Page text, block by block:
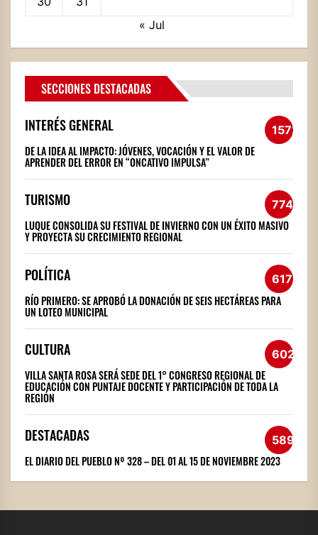
« Jul
SECCIONES DESTACADAS
INTERÉS GENERAL 1572
DE LA IDEA AL IMPACTO: JÓVENES, VOCACIÓN Y EL VALOR DE
APRENDER DEL ERROR EN “ONCATIVO IMPULSA”
TURISMO 774
LUQUE CONSOLIDA SU FESTIVAL DE INVIERNO CON UN ÉXITO MASIVO
Y PROYECTA SU CRECIMIENTO REGIONAL
POLÍTICA 617
RÍO PRIMERO: SE APROBÓ LA DONACIÓN DE SEIS HECTÁREAS PARA
UN LOTEO MUNICIPAL
CULTURA 602
VILLA SANTA ROSA SERÁ SEDE DEL 1° CONGRESO REGIONAL DE
EDUCACIÓN CON PUNTAJE DOCENTE Y PARTICIPACIÓN DE TODA LA
REGIÓN
DESTACADAS 589
EL DIARIO DEL PUEBLO Nº 328 – DEL 01 AL 15 DE NOVIEMBRE 2023